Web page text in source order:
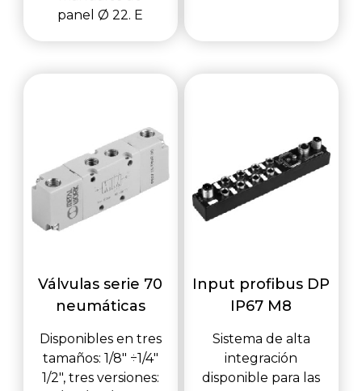
panel Ø 22. E
Válvulas serie 70
neumáticas
Disponibles en tres
tamaños: 1/8" ÷1/4"
1/2", tres versiones:
Input profibus DP
IP67 M8
Sistema de alta
integración
disponible para las